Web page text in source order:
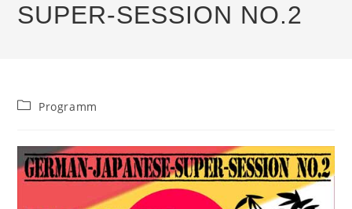
SUPER-SESSION NO.2
Beitrags-
Programm